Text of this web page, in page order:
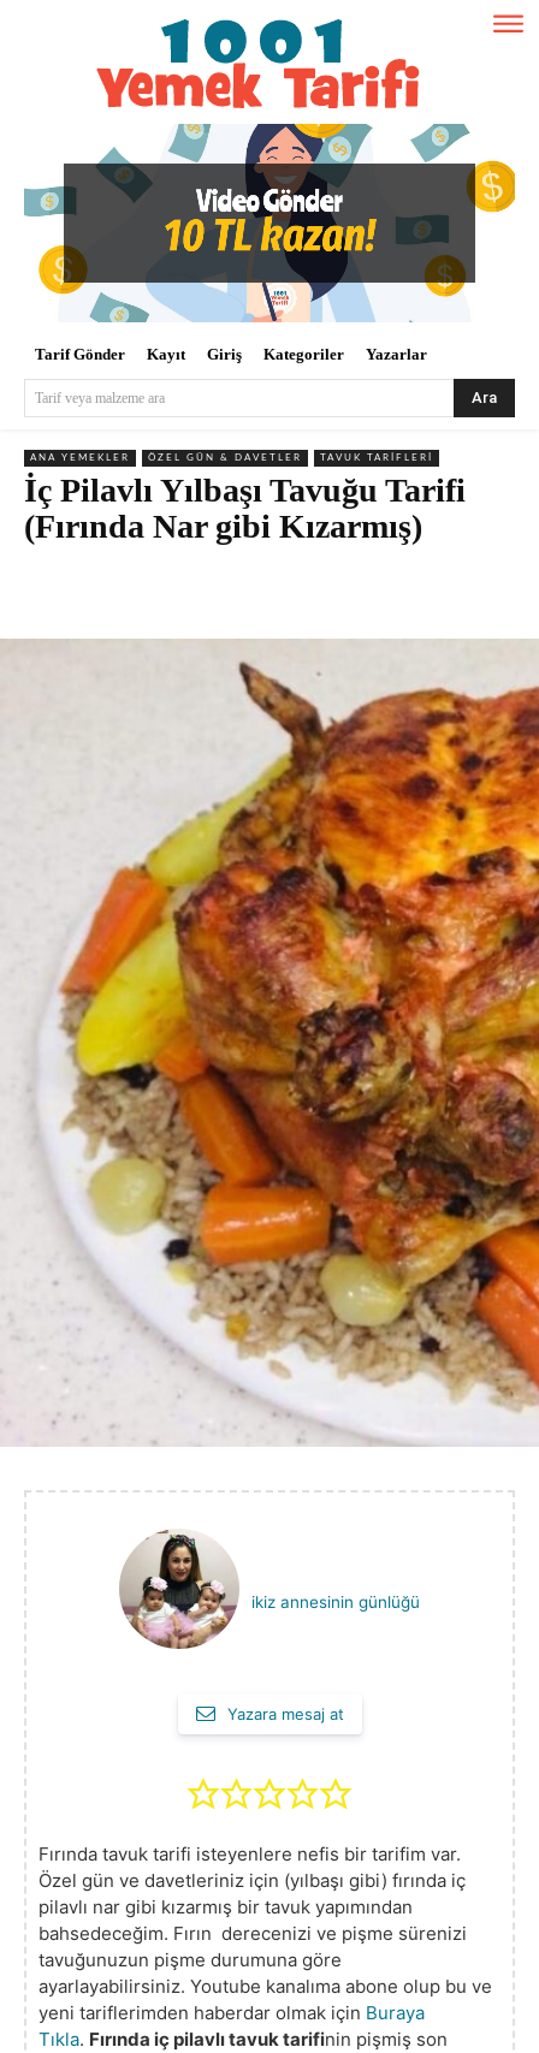
Tarif Gönder Kayıt Giriş Kategoriler Yazarlar
Tarif veya malzeme ara Ara
ANA YEMEKLER ÖZEL GÜN & DAVETLER TAVUK TARIFLERI
İç Pilavlı Yılbaşı Tavuğu Tarifi
(Fırında Nar gibi Kızarmış)
ikiz annesinin günlüğü
Yazara mesaj at
Fırında tavuk tarifi isteyenlere nefis bir tarifim var.
Özel gün ve davetleriniz için (yılbaşı gibi) fırında iç
pilavlı nar gibi kızarmış bir tavuk yapımından
bahsedeceğim. Fırın derecenizi ve pişme sürenizi
tavuğunuzun pişme durumuna göre
ayarlayabilirsiniz. Youtube kanalıma abone olup bu ve
yeni tariflerimden haberdar olmak için Buraya
Tıkla. Fırında iç pilavlı tavuk tarifinin pişmiş son